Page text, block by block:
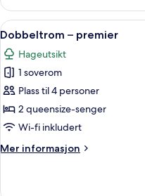
–
senior
Åpne
alle
bildene
av
Dobbeltrom
–
premier
19
Dobbeltrom – premier
Hageutsikt
1 soverom
Plass til 4 personer
2 queensize-senger
Wi-fi inkludert
Mer informasjon
Mer